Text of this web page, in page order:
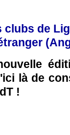
clubs de
là de
!